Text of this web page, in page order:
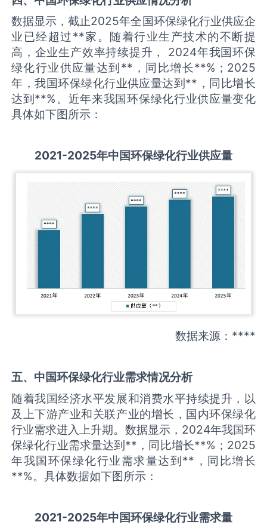
数据显示，截止2025年全国环保绿化行业供应企
业已经超过**家。随着行业生产技术的不断提
高，企业生产效率持续提升， 2024年我国环保
绿化行业供应量达到**，同比增长**%；2025
年，我国环保绿化行业供应量达到**，同比增长
达到**%。近年来我国环保绿化行业供应量变化
具体如下图所示：
2021-2025年中国环保绿化行业供应量
数据来源：****
五、中国环保绿化行业需求情况分析
随着我国经济水平发展和消费水平持续提升，以
及上下游产业和关联产业的增长，国内环保绿化
行业需求进入上升期。数据显示，2024年我国环
保绿化行业需求量达到**，同比增长**%；2025
年我国环保绿化行业需求量达到**，同比增长
**%。具体数据如下图所示：
2021-2025年中国环保绿化行业需求量